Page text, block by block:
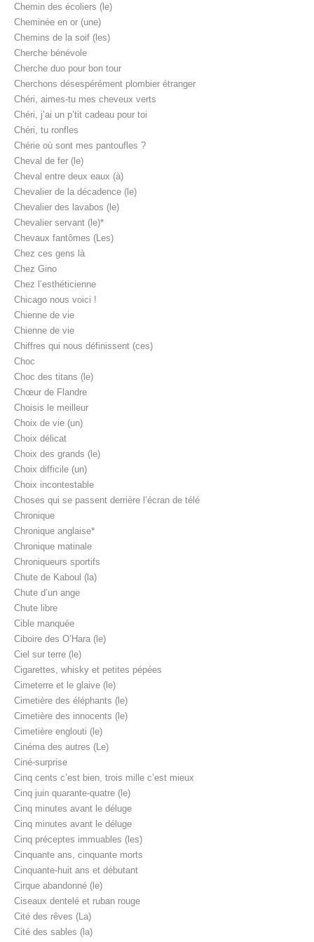
Chemin des écoliers (le)
Cheminée en or (une)
Chemins de la soif (les)
Cherche bénévole
Cherche duo pour bon tour
Cherchons désespérément plombier étranger
Chéri, aimes-tu mes cheveux verts
Chéri, j’ai un p’tit cadeau pour toi
Chéri, tu ronfles
Chérie où sont mes pantoufles ?
Cheval de fer (le)
Cheval entre deux eaux (à)
Chevalier de la décadence (le)
Chevalier des lavabos (le)
Chevalier servant (le)*
Chevaux fantômes (Les)
Chez ces gens là
Chez Gino
Chez l’esthéticienne
Chicago nous voici !
Chienne de vie
Chienne de vie
Chiffres qui nous définissent (ces)
Choc
Choc des titans (le)
Chœur de Flandre
Choisis le meilleur
Choix de vie (un)
Choix délicat
Choix des grands (le)
Choix difficile (un)
Choix incontestable
Choses qui se passent derrière l’écran de télé
Chronique
Chronique anglaise*
Chronique matinale
Chroniqueurs sportifs
Chute de Kaboul (la)
Chute d’un ange
Chute libre
Cible manquée
Ciboire des O’Hara (le)
Ciel sur terre (le)
Cigarettes, whisky et petites pépées
Cimeterre et le glaive (le)
Cimetière des éléphants (le)
Cimetière des innocents (le)
Cimetière englouti (le)
Cinéma des autres (Le)
Ciné-surprise
Cinq cents c’est bien, trois mille c’est mieux
Cinq juin quarante-quatre (le)
Cinq minutes avant le déluge
Cinq minutes avant le déluge
Cinq préceptes immuables (les)
Cinquante ans, cinquante morts
Cinquante-huit ans et débutant
Cirque abandonné (le)
Ciseaux dentelé et ruban rouge
Cité des rêves (La)
Cité des sables (la)